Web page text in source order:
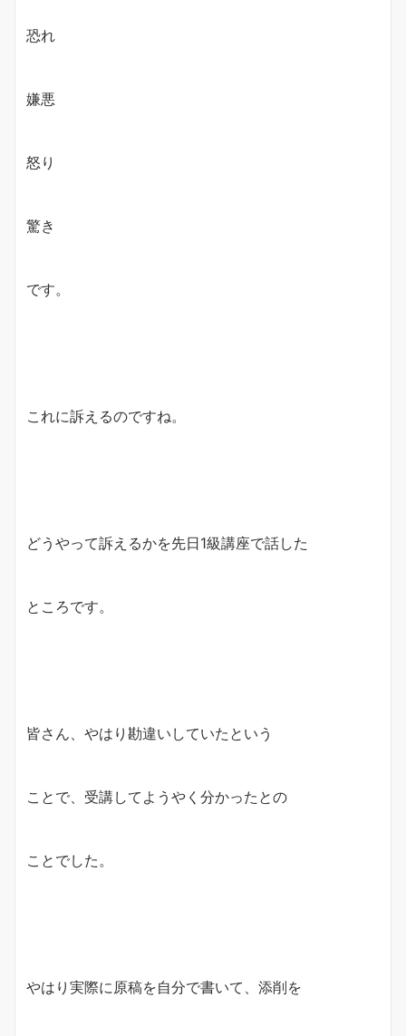
恐れ
嫌悪
怒り
驚き
です。
これに訴えるのですね。
どうやって訴えるかを先日1級講座で話した
ところです。
皆さん、やはり勘違いしていたという
ことで、受講してようやく分かったとの
ことでした。
やはり実際に原稿を自分で書いて、添削を